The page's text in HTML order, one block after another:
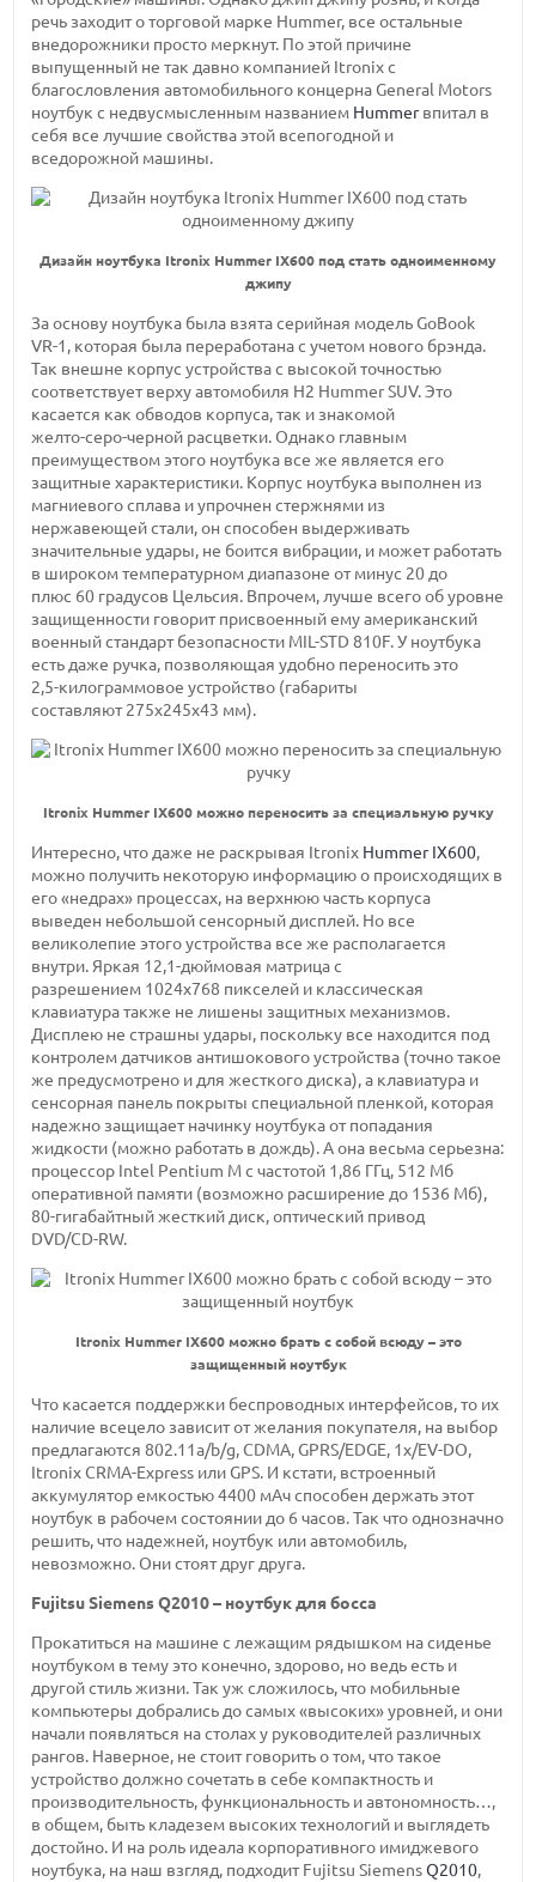
речь заходит о торговой марке Hummer, все остальные
внедорожники просто меркнут. По этой причине
выпущенный не так давно компанией Itronix с
благословления автомобильного концерна General Motors
ноутбук с недвусмысленным названием Hummerвпитал в
себя все лучшие свойства этой всепогодной и
вседорожной машины.
Дизайн ноутбука Itronix Hummer IX600 под стать одноименному
джипу
За основу ноутбука была взята серийная модель GoBook
VR-1, которая была переработана с учетом нового брэнда.
Так внешне корпус устройства с высокой точностью
соответствует верхуавтомобиля H2 HummerSUV. Это
касается как обводов корпуса, так и знакомой
желто-серо-черной расцветки. Однако главным
преимуществом этого ноутбука все же является его
защитные характеристики. Корпус ноутбука выполнен из
магниевого сплава и упрочнен стержнями из
нержавеющей стали, он способен выдерживать
значительные удары, не боится вибрации, и может работать
в широком температурном диапазоне отминус 20 до
плюс 60 градусов Цельсия. Впрочем, лучше всего об уровне
защищенности говорит присвоенный ему американский
военный стандарт безопасности MIL-STD 810F. У ноутбука
есть даже ручка, позволяющая удобно переносить это
2,5-килограммовое устройство (габариты
составляют 275х245х43 мм).
Itronix Hummer IX600 можно переносить за специальную ручку
Интересно, что даже не раскрывая Itronix Hummer IX600,
можно получить некоторую информацию о происходящих в
его «недрах» процессах, на верхнюю часть корпуса
выведен небольшой сенсорный дисплей. Но все
великолепие этого устройства все же располагается
внутри. Яркая 12,1-дюймовая матрица с
разрешением 1024х768 пикселей и классическая
клавиатура также не лишены защитных механизмов.
Дисплею не страшны удары, поскольку все находится под
контролем датчиков антишокового устройства (точно такое
же предусмотрено и для жесткого диска), а клавиатура и
сенсорная панель покрыты специальной пленкой, которая
надежно защищает начинку ноутбука от попадания
жидкости (можно работать в дождь). А она весьма серьезна:
процессор Intel Pentium M счастотой 1,86 ГГц, 512 Мб
оперативной памяти (возможно расширение до 1536 Мб),
80-гигабайтный жесткий диск, оптический привод
DVD/CD-RW.
Itronix Hummer IX600 можно брать с собой всюду – это
защищенный ноутбук
Что касается поддержки беспроводных интерфейсов, то их
наличие всецело зависит от желания покупателя, на выбор
предлагаются 802.11a/b/g,CDMA, GPRS/EDGE, 1x/EV-DO,
ItronixCRMA-Express или GPS. И кстати, встроенный
аккумуляторемкостью 4400 мАчспособен держать этот
ноутбук в рабочем состоянии до 6 часов.Так что однозначно
решить, что надежней, ноутбук или автомобиль,
невозможно. Они стоят друг друга.
FujitsuSiemens Q2010 – ноутбук для босса
Прокатиться на машине с лежащим рядышком на сиденье
ноутбуком в тему это конечно, здорово, но ведь есть и
другой стиль жизни. Так уж сложилось, что мобильные
компьютеры добрались до самых «высоких» уровней, и они
начали появляться на столах у руководителей различных
рангов. Наверное, не стоит говорить о том, что такое
устройство должно сочетать в себе компактность и
производительность, функциональность и автономность…,
в общем, быть кладезем высоких технологий и выглядеть
достойно. И на роль идеала корпоративного имиджевого
ноутбука, на наш взгляд, подходит Fujitsu SiemensQ2010,